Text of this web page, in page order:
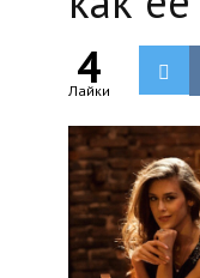
4
Лайки